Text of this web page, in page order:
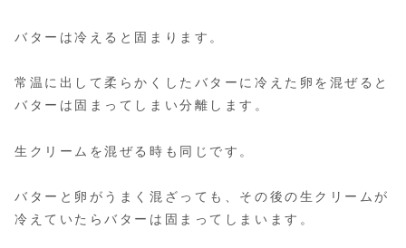
バターは冷えると固まります。
常温に出して柔らかくしたバターに冷えた卵を混ぜると
バターは固まってしまい分離します。
生クリームを混ぜる時も同じです。
バターと卵がうまく混ざっても、その後の生クリームが
冷えていたらバターは固まってしまいます。